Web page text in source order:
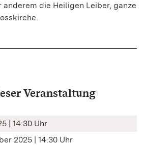
anderem die Heiligen Leiber, ganze
Veranstaltung
| 14:30 Uhr
2025 | 14:30 Uhr